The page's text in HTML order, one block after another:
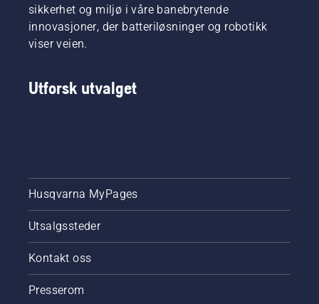
sikkerhet og miljø i våre banebrytende
innovasjoner, der batteriløsninger og robotikk
viser veien.
Utforsk utvalget
Husqvarna MyPages
Utsalgssteder
Kontakt oss
Presserom